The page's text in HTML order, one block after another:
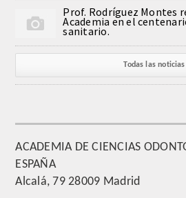
NÚMERO
Número de Medalla
SUPERNUMERARIOS
HONOR
Prof. Rodríguez Montes
Academia en el
sanitario.
Todas las noticias
ACADEMIA DE CIENCIAS
ESPAÑA
Alcalá, 79 28009 Madrid